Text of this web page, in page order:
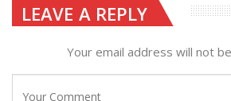
LEAVE A REPLY
Your email address will not